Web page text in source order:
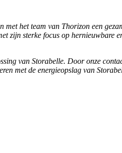
met het team van Thorizon een
zijn sterke focus op hernieuwbare
van Storabelle. Door onze
met de energieopslag van